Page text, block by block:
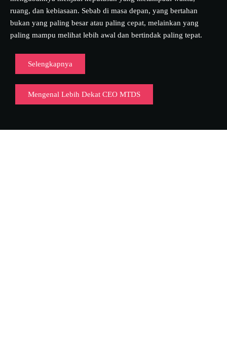
ruang, dan kebiasaan. Sebab di masa depan, yang bertahan
bukan yang paling besar atau paling cepat, melainkan yang
paling mampu melihat lebih awal dan bertindak paling tepat.
Selengkapnya
Mengenal Lebih Dekat CEO MTDS